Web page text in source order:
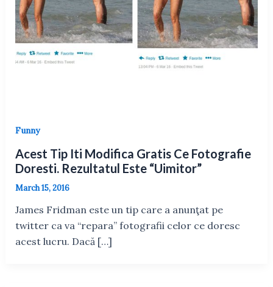
Funny
Acest Tip Iti Modifica Gratis Ce Fotografie
Doresti. Rezultatul Este “Uimitor”
March 15, 2016
James Fridman este un tip care a anunţat pe
twitter ca va “repara” fotografii celor ce doresc
acest lucru. Dacă […]